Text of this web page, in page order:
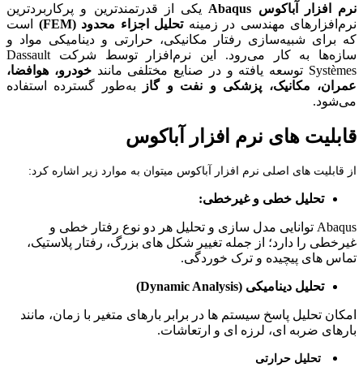
نرم افزار آباکوس Abaqus
یکی از قدرتمندترین و پرکاربردترین
نرم‌افزارهای مهندسی در زمینهتحلیل اجزاء محدود (FEM)
است
که برای شبیه‌سازی رفتار مکانیکی، حرارتی و دینامیکی مواد و
سازه‌ها به کار می‌رود. این نرم‌افزار توسط شرکت Dassault
Systèmes توسعه یافته و در صنایع مختلفی مانند
خودرو، هوافضا،
عمران، مکانیک، پزشکی و نفت و گاز
به‌طور گسترده استفاده
می‌شود.
قابلیت های نرم افزار آباکوس
از قابلیت های اصلی نرم افزار آباکوس میتوان به موارد زیر اشاره کرد:
تحلیل خطی و غیرخطی:
Abaqus توانایی مدل‌ سازی و تحلیل هر دو نوع رفتار خطی و
غیرخطی را دارد؛ از جمله تغییر شکل‌ های بزرگ، رفتار پلاستیک،
تماس‌ های پیچیده و ترک‌ خوردگی.
تحلیل دینامیکی (Dynamic Analysis)
امکان تحلیل پاسخ سیستم‌ ها در برابر بارهای متغیر با زمان، مانند
بارهای ضربه‌ ای، لرزه‌ ای و ارتعاشات.
تحلیل حرارتی